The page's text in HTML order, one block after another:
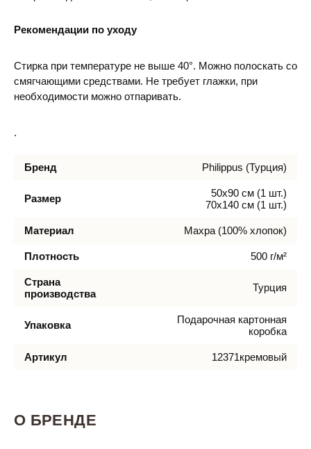
Рекомендации по уходу
Стирка при температуре не выше 40°. Можно полоскать со
смягчающими средствами. Не требует глажки, при
необходимости можно отпаривать.
.
Бренд Philippus (Турция)
Размер
50х90 см (1 шт.)
70х140 см (1 шт.)
Материал Махра (100% хлопок)
Плотность 500 г/м²
Страна
производства
Турция
Упаковка
Подарочная картонная
коробка
Артикул 12371кремовый
О БРЕНДЕ